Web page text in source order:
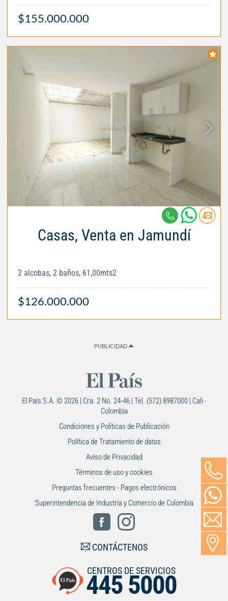
$155.000.000
Casas, Venta en Jamundí
2 alcobas, 2 baños, 61,00mts2
$126.000.000
PUBLICIDAD
El País S.A. © 2026 | Cra. 2 No. 24-46 | Tel. (572) 8987000 | Cali -
Colombia
Condiciones y Políticas de Publicación
Política de Tratamiento de datos
Aviso de Privacidad
Términos de uso y cookies
Preguntas frecuentes - Pagos electrónicos
Superintendencia de Industria y Comercio de Colombia
CONTÁCTENOS
CENTROS DE SERVICIOS
445 5000